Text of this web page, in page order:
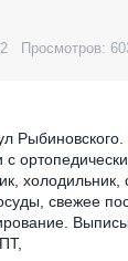
Просмотров:
с
свежее